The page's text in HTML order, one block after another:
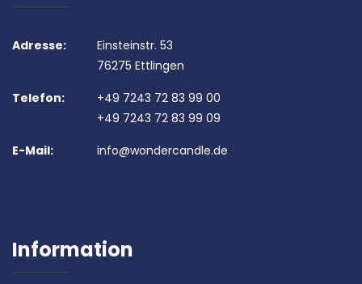
Adresse:
Einsteinstr. 53
76275 Ettlingen
Telefon:
+49 7243 72 83 99 00
+49 7243 72 83 99 09
E-Mail:
info@wondercandle.de
Information